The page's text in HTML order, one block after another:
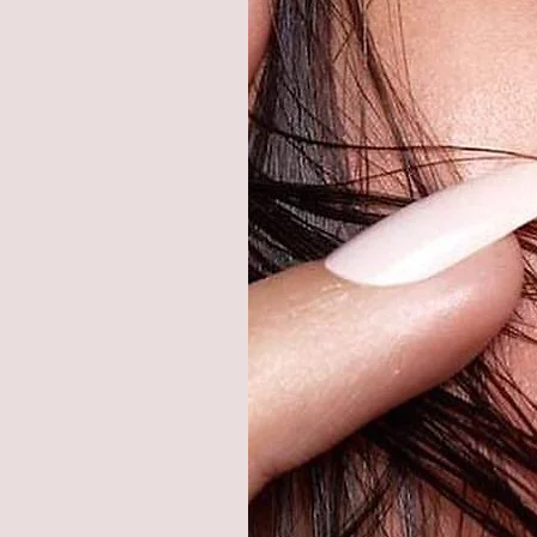
Unsere weichen Jahreslinsen
Tragegefühl und verursachen
LUNA LENSES Kontaktlinsen
geprüft und zugelassen.
LUNA LENSES ist eine neue
Kontaktlinsen mit hoher
Bitte keine Kochsalzlösung
LENSES nur mit einer All-in-
desinfizieren und
Krümmungsradius: 8,60°,
Geliefert werden 1 Paar = 2
Kontaktlinsenbehälter im Set.